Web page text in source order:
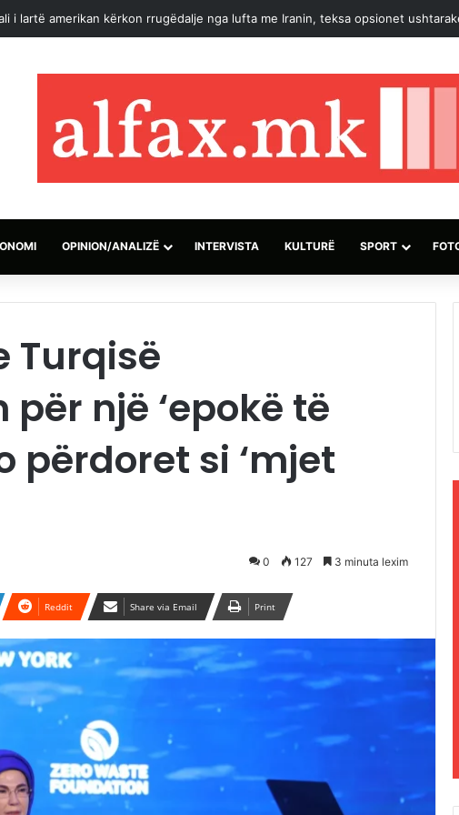
për Ngushticën e Hormuzit “shumë pranë” me Omanin, akuzon
OPINION/ANALIZË INTERVISTA KULTURË SPORT
Turqisë
një ‘epokë të
përdoret si ‘mjet
0 127 3 minuta lexim
Reddit Share via Email Print